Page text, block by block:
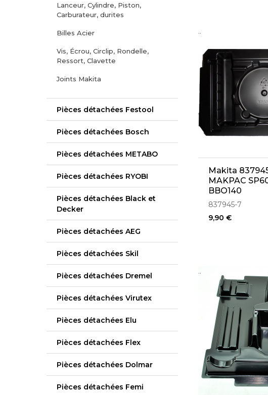
Lanceur, Cylindre, Piston,
Carburateur, durites
Billes Acier
Vis, Écrou, Circlip, Rondelle,
Ressort, Clavette
Joints Makita
Pièces détachées Festool
Pièces détachées Bosch
Pièces détachées METABO
Pièces détachées RYOBI
Pièces détachées Black et
Decker
Pièces détachées AEG
Pièces détachées Skil
Pièces détachées Dremel
Pièces détachées Virutex
Pièces détachées Elu
Pièces détachées Flex
Pièces détachées Dolmar
Pièces détachées Femi
..
Makita
MAKPAC
BBO140
837945-7
9,90 €
..